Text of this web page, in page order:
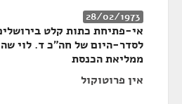
28/02/1973
אי-פתיחת כתות קלט
לסדר-היום של חה"כ ד. לוי
ממליאת הכנסת
אין פרוטוקול